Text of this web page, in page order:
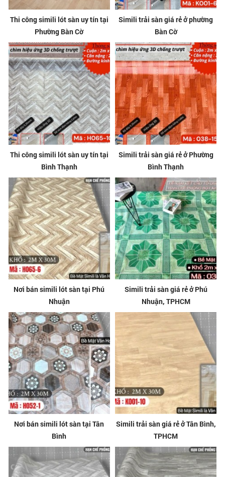
Thi công simili lót sàn uy tín tại
Phường Bàn Cờ
Simili trải sàn giá rẻ ở phường
Bàn Cờ
Thi công simili lót sàn uy tín tại
Bình Thạnh
Simili trải sàn giá rẻ ở Phường
Bình Thạnh
Nơi bán simili lót sàn tại Phú
Nhuận
Simili trải sàn giá rẻ ở Phú
Nhuận, TPHCM
Nơi bán simili lót sàn tại Tân
Bình
Simili trải sàn giá rẻ ở Tân Bình,
TPHCM